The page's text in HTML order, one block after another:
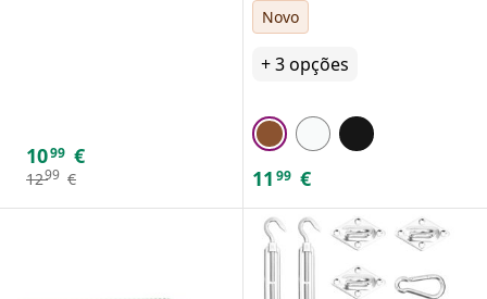
1099 €
1299 €
Novo
+3opções
11 99 €